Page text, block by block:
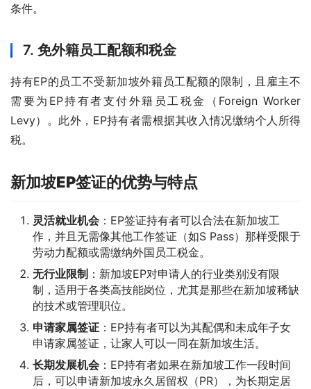
条件。
7. 免外籍员工配额和税金
持有EP的员工不受新加坡外籍员工配额的限制，且雇主不
需要为EP持有者支付外籍员工税金（Foreign Worker
Levy）。此外，EP持有者需根据其收入情况缴纳个人所得
税。
新加坡EP签证的优势与特点
灵活就业机会 ：EP签证持有者可以合法在新加坡工
作，并且无需像其他工作签证（如S Pass）那样受限于
劳动力配额或需缴纳外国员工税金。
无行业限制 ：新加坡EP对申请人的行业类别没有限
制，适用于各类高技能岗位，尤其是那些在新加坡稀缺
的技术或管理职位。
申请家属签证 ：EP持有者可以为其配偶和未成年子女
申请家属签证，让家人可以一同在新加坡生活。
长期发展机会 ：EP持有者如果在新加坡工作一段时间
后，可以申请新加坡永久居留权（PR），为长期定居